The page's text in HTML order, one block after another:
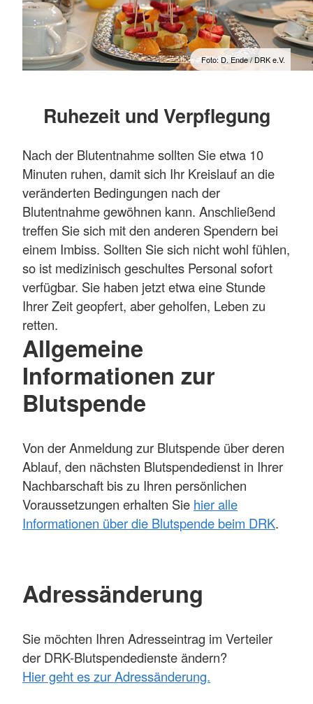
Foto: D. Ende / DRK e.V.
Ruhezeit und Verpflegung
Nach der Blutentnahme sollten Sie etwa 10
Minuten ruhen, damit sich Ihr Kreislauf an die
veränderten Bedingungen nach der
Blutentnahme gewöhnen kann. Anschließend
treffen Sie sich mit den anderen Spendern bei
einem Imbiss. Sollten Sie sich nicht wohl fühlen,
so ist medizinisch geschultes Personal sofort
verfügbar. Sie haben jetzt etwa eine Stunde
Ihrer Zeit geopfert, aber geholfen, Leben zu
retten.
Allgemeine
Informationen zur
Blutspende
Von der Anmeldung zur Blutspende über deren
Ablauf, den nächsten Blutspendedienst in Ihrer
Nachbarschaft bis zu Ihren persönlichen
Voraussetzungen erhalten Sie hier alle
Informationen über die Blutspende beim DRK.
Adressänderung
Sie möchten Ihren Adresseintrag im Verteiler
der DRK-Blutspendedienste ändern?
Hier geht es zur Adressänderung.